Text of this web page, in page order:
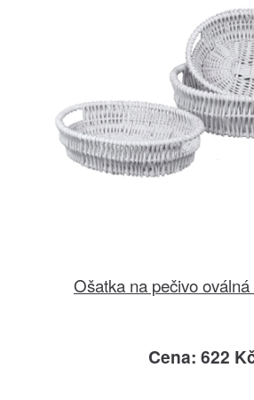
Ošatka na pečivo
Cena: 622